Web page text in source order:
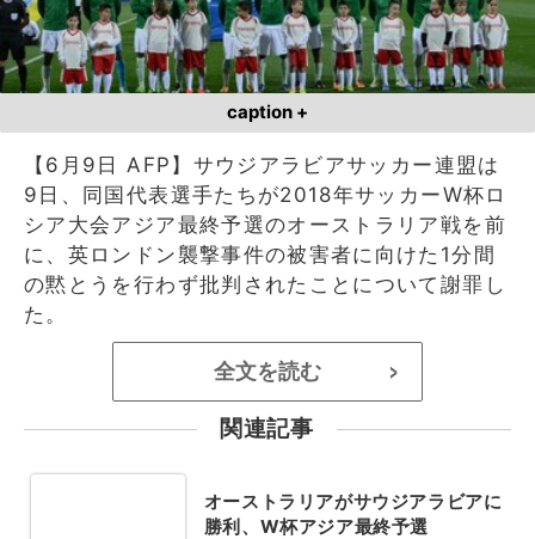
caption +
【6月9日 AFP】サウジアラビアサッカー連盟は
9日、同国代表選手たちが2018年サッカーW杯ロ
シア大会アジア最終予選のオーストラリア戦を前
に、英ロンドン襲撃事件の被害者に向けた1分間
の黙とうを行わず批判されたことについて謝罪し
た。
全文を読む >
関連記事
オーストラリアがサウジアラビアに
勝利、W杯アジア最終予選